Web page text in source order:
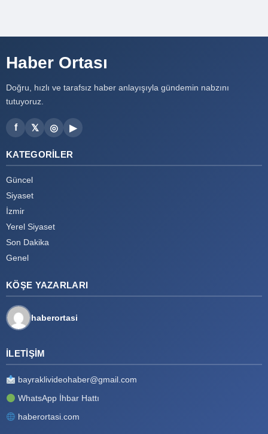
Haber Ortası
Doğru, hızlı ve tarafsız haber anlayışıyla gündemin nabzını
tutuyoruz.
f 𝕏 ◎ ▶
KATEGORILER
Güncel
Siyaset
İzmir
Yerel Siyaset
Son Dakika
Genel
KÖŞE YAZARLARI
haberortasi
İLETIŞIM
bayraklivideohaber@gmail.com
WhatsApp İhbar Hattı
haberortasi.com